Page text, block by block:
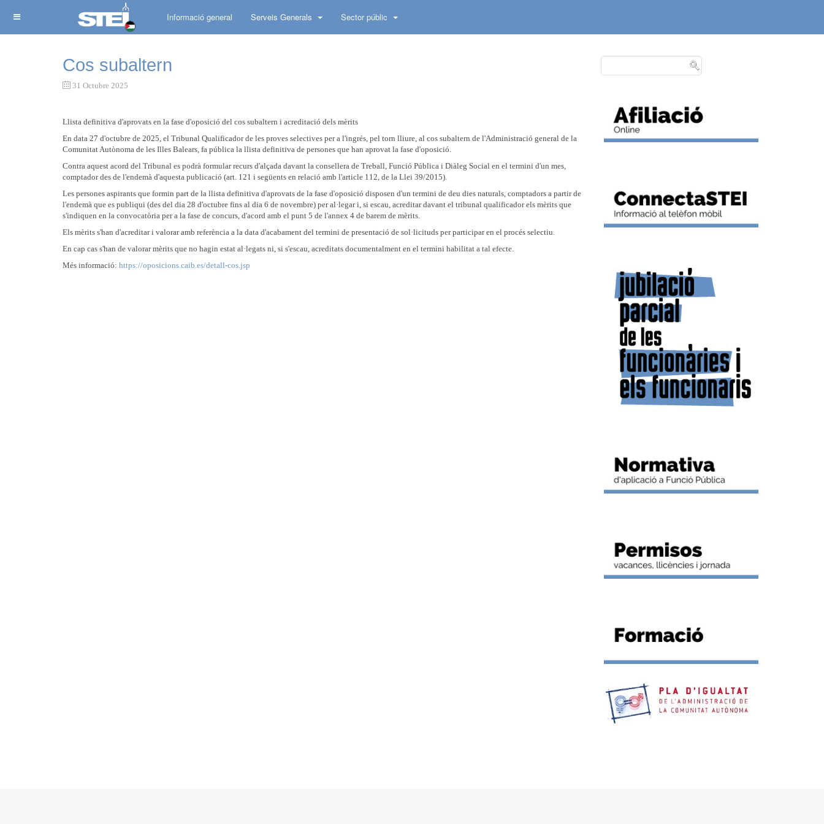
Informació general Serveis Generals Sector públic
Cos subaltern
31 Octubre 2025
Llista definitiva d'aprovats en la fase d'oposició del cos subaltern i acreditació dels mèrits
En data 27 d'octubre de 2025, el Tribunal Qualificador de les proves selectives per a l'ingrés, pel torn lliure, al cos subaltern de l'Administració general de la
Comunitat Autònoma de les Illes Balears, fa pública la llista definitiva de persones que han aprovat la fase d'oposició.
Contra aquest acord del Tribunal es podrà formular recurs d'alçada davant la consellera de Treball, Funció Pública i Diàleg Social en el termini d'un mes,
comptador des de l'endemà d'aquesta publicació (art. 121 i següents en relació amb l'article 112, de la Llei 39/2015).
Les persones aspirants que formin part de la llista definitiva d'aprovats de la fase d'oposició disposen d'un termini de deu dies naturals, comptadors a partir de
l'endemà que es publiqui (des del dia 28 d'octubre fins al dia 6 de novembre) per al·legar i, si escau, acreditar davant el tribunal qualificador els mèrits que
s'indiquen en la convocatòria per a la fase de concurs, d'acord amb el punt 5 de l'annex 4 de barem de mèrits.
Els mèrits s'han d'acreditar i valorar amb referència a la data d'acabament del termini de presentació de sol·licituds per participar en el procés selectiu.
En cap cas s'han de valorar mèrits que no hagin estat al·legats ni, si s'escau, acreditats documentalment en el termini habilitat a tal efecte.
Més informació: https://oposicions.caib.es/detall-cos.jsp